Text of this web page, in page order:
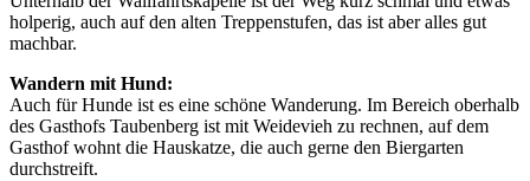
holperig, auch auf den alten Treppenstufen, das ist aber alles gut
machbar.
Wandern mit Hund:
Auch für Hunde ist es eine schöne Wanderung. Im Bereich oberhalb
des Gasthofs Taubenberg ist mit Weidevieh zu rechnen, auf dem
Gasthof wohnt die Hauskatze, die auch gerne den Biergarten
durchstreift.